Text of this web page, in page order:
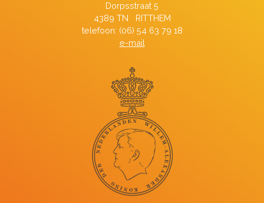
Dorpsstraat 5
4389 TN RITTHEM
telefoon: (06) 54 63 79 18
e-mail